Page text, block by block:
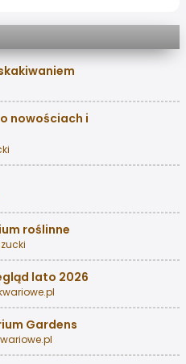
nowościach i
roślinne
lato 2026
Gardens